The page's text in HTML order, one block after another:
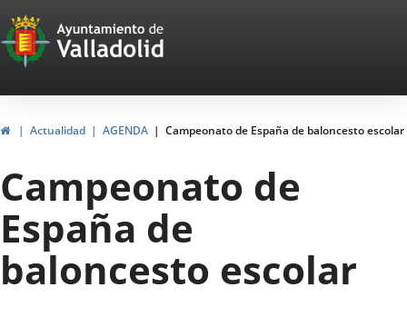
Portal
Web
del
Ayuntamiento
de
Valladolid
HomeActualidad AGENDA Campeonato de España de baloncesto escolar
Campeonato de
España de
baloncesto escolar